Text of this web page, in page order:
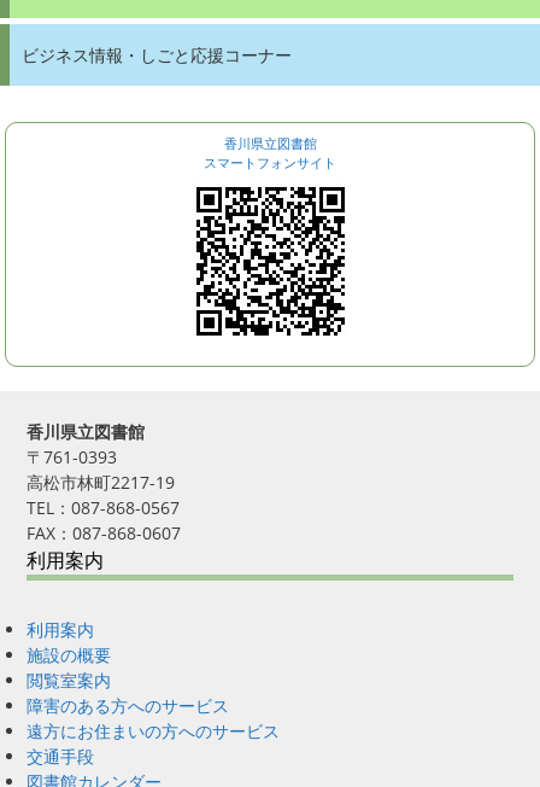
ビジネス情報・しごと応援コーナー
香川県立図書館
スマートフォンサイト
香川県立図書館
〒761-0393
高松市林町2217-19
TEL：087-868-0567
FAX：087-868-0607
利用案内
利用案内
施設の概要
閲覧室案内
障害のある方へのサービス
遠方にお住まいの方へのサービス
交通手段
図書館カレンダー